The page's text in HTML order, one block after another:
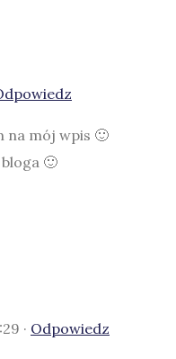
na mój wpis 🙂
🙂
· Odpowiedz